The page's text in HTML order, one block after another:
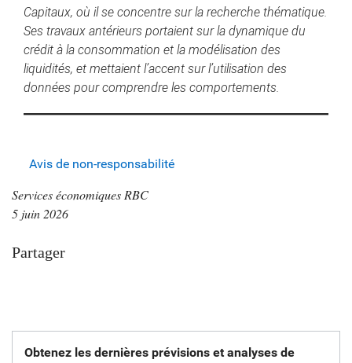
Capitaux, où il se concentre sur la recherche thématique.
Ses travaux antérieurs portaient sur la dynamique du
crédit à la consommation et la modélisation des
liquidités, et mettaient l’accent sur l’utilisation des
données pour comprendre les comportements.
Avis de non-responsabilité
Services économiques RBC
5 juin 2026
Partager
Obtenez les dernières prévisions et analyses de